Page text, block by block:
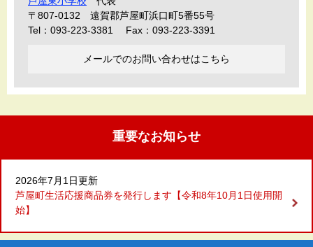
〒807-0132
遠賀郡芦屋町浜口町5番55号
Tel：093-223-3381
Fax：093-223-3391
メールでのお問い合わせはこちら
重要なお知らせ
2026年7月1日更新
芦屋町生活応援商品券を発行します【令和8年10月1日使用開
始】